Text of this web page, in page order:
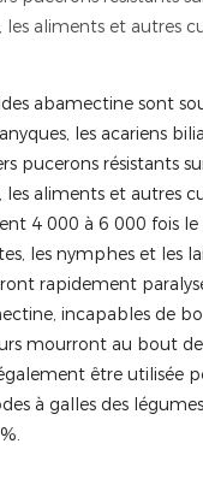
les aliments et autres
abamectine sont
les acariens
pucerons résistants
les aliments et autres
4 000 à 6 000 fois
les nymphes et les
rapidement
incapables de
mourront au bout
être utilisée
à galles des